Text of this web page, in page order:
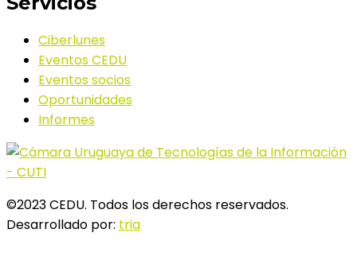
Ciberlunes
Eventos CEDU
Eventos socios
Oportunidades
Informes
©2023 CEDU. Todos los derechos reservados.
Desarrollado por: tria